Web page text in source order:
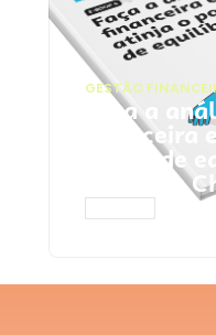
GESTÃO
Faça a
financeira
ponto de
Prompts